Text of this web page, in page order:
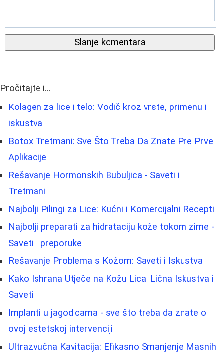
Slanje komentara
Pročitajte i...
Kolagen za lice i telo: Vodič kroz vrste, primenu i
iskustva
Botox Tretmani: Sve Što Treba Da Znate Pre Prve
Aplikacije
Rešavanje Hormonskih Bubuljica - Saveti i
Tretmani
Najbolji Pilingi za Lice: Kućni i Komercijalni Recepti
Najbolji preparati za hidrataciju kože tokom zime -
Saveti i preporuke
Rešavanje Problema s Kožom: Saveti i Iskustva
Kako Ishrana Utječe na Kožu Lica: Lična Iskustva i
Saveti
Implanti u jagodicama - sve što treba da znate o
ovoj estetskoj intervenciji
Ultrazvučna Kavitacija: Efikasno Smanjenje Masnih